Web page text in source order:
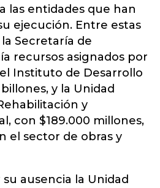
las entidades que han
ejecución. Entre estas
Secretaría de
recursos asignados por
el Instituto de Desarrollo
y la Unidad
y
con $189.000 millones,
el sector de obras y
ausencia la Unidad